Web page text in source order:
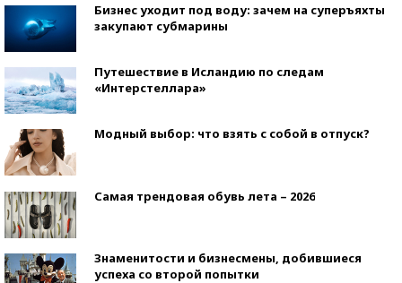
Бизнес уходит под воду: зачем на суперъяхты
закупают субмарины
Путешествие в Исландию по следам
«Интерстеллара»
Модный выбор: что взять с собой в отпуск?
Самая трендовая обувь лета – 2026
Знаменитости и бизнесмены, добившиеся
успеха со второй попытки